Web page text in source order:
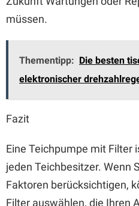
müssen.
Thementipp: Die besten
elektronischer
Fazit
Eine Teichpumpe mit Filter
jeden Teichbesitzer. Wenn
Faktoren berücksichtigen,
Filter auswählen, die Ihren